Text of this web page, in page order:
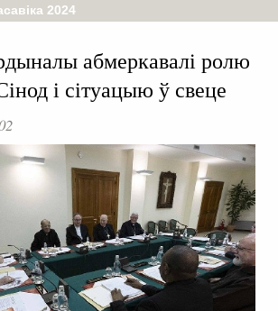
2024
абмеркавалі ролю
і сітуацыю ў свеце